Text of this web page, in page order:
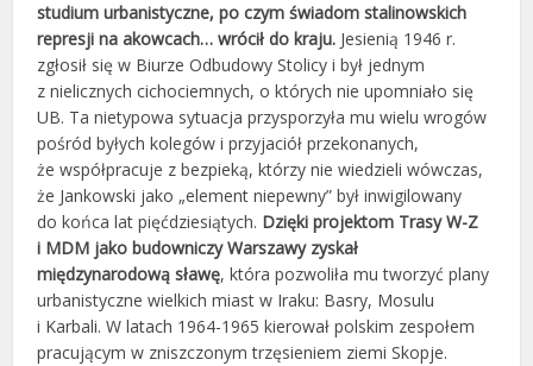
studium urbanistyczne, po czym świadom stalinowskich
represji na akowcach… wrócił do kraju. Jesienią 1946 r.
zgłosił się w Biurze Odbudowy Stolicy i był jednym
z nielicznych cichociemnych, o których nie upomniało się
UB. Ta nietypowa sytuacja przysporzyła mu wielu wrogów
pośród byłych kolegów i przyjaciół przekonanych,
że współpracuje z bezpieką, którzy nie wiedzieli wówczas,
że Jankowski jako „element niepewny” był inwigilowany
do końca lat pięćdziesiątych. Dzięki projektom Trasy W-Z
i MDM jako budowniczy Warszawy zyskał
międzynarodową sławę, która pozwoliła mu tworzyć plany
urbanistyczne wielkich miast w Iraku: Basry, Mosulu
i Karbali. W latach 1964-1965 kierował polskim zespołem
pracującym w zniszczonym trzęsieniem ziemi Skopje.